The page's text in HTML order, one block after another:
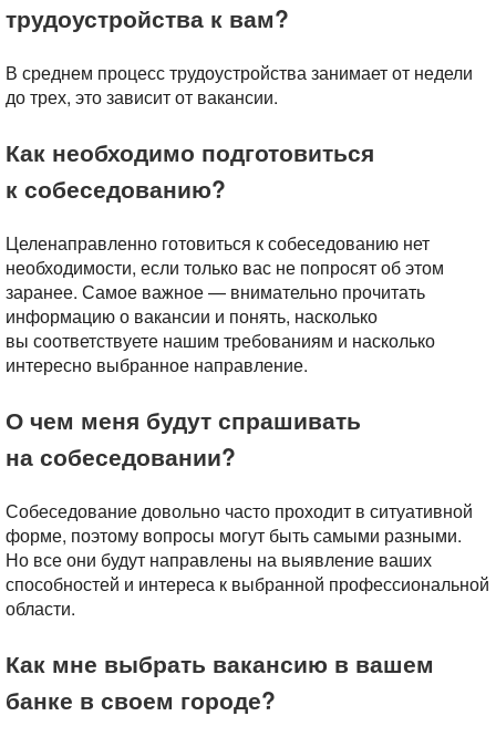
трудоустройства к вам?
В среднем процесс трудоустройства занимает от недели
до трех, это зависит от вакансии.
Как необходимо подготовиться
к собеседованию?
Целенаправленно готовиться к собеседованию нет
необходимости, если только вас не попросят об этом
заранее. Самое важное — внимательно прочитать
информацию о вакансии и понять, насколько
вы соответствуете нашим требованиям и насколько
интересно выбранное направление.
О чем меня будут спрашивать
на собеседовании?
Собеседование довольно часто проходит в ситуативной
форме, поэтому вопросы могут быть самыми разными.
Но все они будут направлены на выявление ваших
способностей и интереса к выбранной профессиональной
области.
Как мне выбрать вакансию в вашем
банке в своем городе?